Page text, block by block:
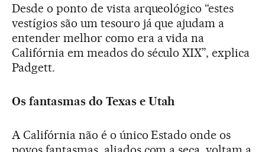
Desde o ponto de vista arqueológico “estes
vestígios são um tesouro já que ajudam a
entender melhor como era a vida na
Califórnia em meados do século XIX”, explica
Padgett.
Os fantasmas do Texas e Utah
A Califórnia não é o único Estado onde os